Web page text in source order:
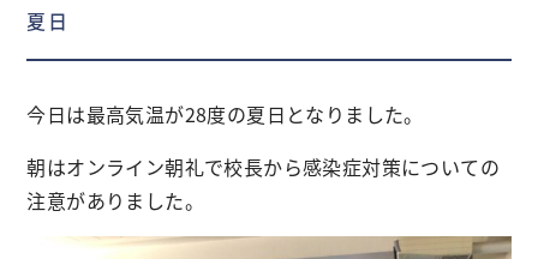
夏日
今日は最高気温が28度の夏日となりました。
朝はオンライン朝礼で校長から感染症対策についての
注意がありました。